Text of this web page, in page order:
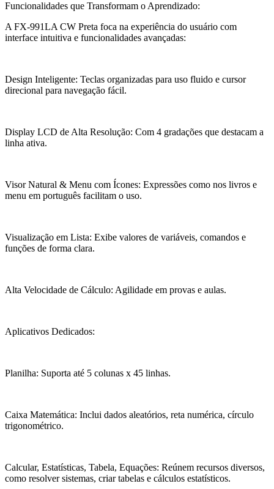
Funcionalidades que Transformam o Aprendizado:
A FX-991LA CW Preta foca na experiência do usuário com
interface intuitiva e funcionalidades avançadas:
Design Inteligente: Teclas organizadas para uso fluido e cursor
direcional para navegação fácil.
Display LCD de Alta Resolução: Com 4 gradações que destacam a
linha ativa.
Visor Natural & Menu com Ícones: Expressões como nos livros e
menu em português facilitam o uso.
Visualização em Lista: Exibe valores de variáveis, comandos e
funções de forma clara.
Alta Velocidade de Cálculo: Agilidade em provas e aulas.
Aplicativos Dedicados:
Planilha: Suporta até 5 colunas x 45 linhas.
Caixa Matemática: Inclui dados aleatórios, reta numérica, círculo
trigonométrico.
Calcular, Estatísticas, Tabela, Equações: Reúnem recursos diversos,
como resolver sistemas, criar tabelas e cálculos estatísticos.